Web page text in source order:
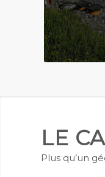
LE
Plus qu’un